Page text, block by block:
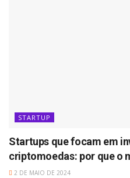
STARTUP
Startups que focam em
criptomoedas: por que o
2 DE MAIO DE 2024